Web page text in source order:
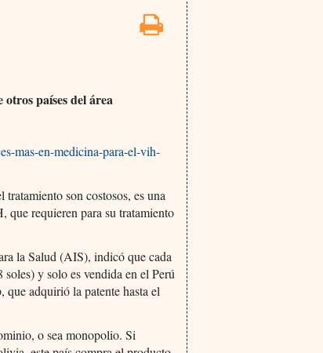
países del área
mas-en-medicina-para-el-vih-
tratamiento son costosos, es una
que requieren para su tratamiento
la Salud (AIS), indicó que cada
y solo es vendida en el Perú
adquirió la patente hasta el
o sea monopolio. Si